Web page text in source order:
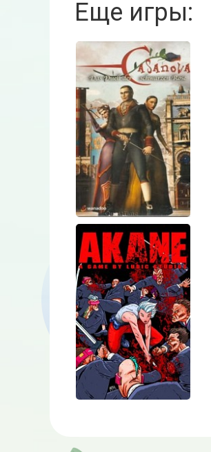
Еще игры:
Казанова:
Все
соблазны
Венеции